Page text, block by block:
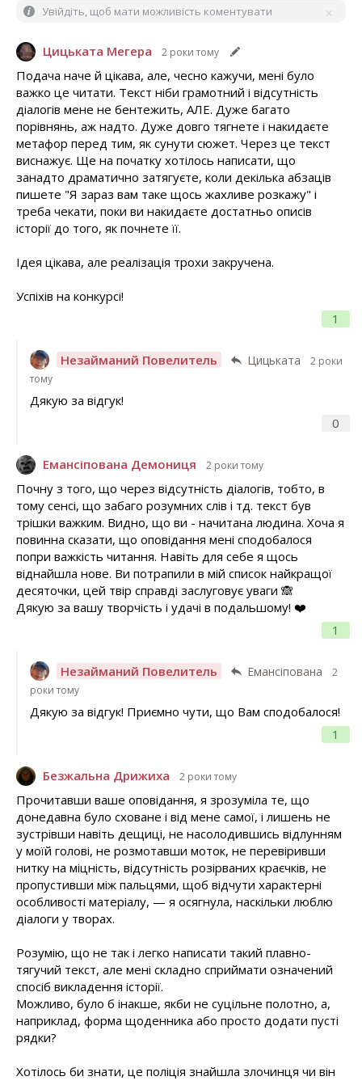
Увійдіть, щоб мати можливість коментувати
Цицьката Мегера 2 роки тому
1
Подача наче й цікава, але, чесно кажучи, мені було
важко це читати. Текст ніби грамотний і відсутність
діалогів мене не бентежить, АЛЕ. Дуже багато
порівнянь, аж надто. Дуже довго тягнете і накидаєте
метафор перед тим, як сунути сюжет. Через це текст
виснажує. Ще на початку хотілось написати, що
занадто драматично затягуєте, коли декілька абзаців
пишете "Я зараз вам таке щось жахливе розкажу" і
треба чекати, поки ви накидаєте достатньо описів
історії до того, як почнете її.
Ідея цікава, але реалізація трохи закручена.
Успіхів на конкурсі!
Незайманий Повелитель Цицьката
2 роки
тому
0
Дякую за відгук!
Емансіпована Демониця 2 роки тому
1
Почну з того, що через відсутність діалогів, тобто, в
тому сенсі, що забаго розумних слів і тд. текст був
трішки важким. Видно, що ви - начитана людина. Хоча я
повинна сказати, що оповідання мені сподобалося
попри важкість читання. Навіть для себе я щось
віднайшла нове. Ви потрапили в мій список найкращої
десяточки, цей твір справді заслуговує уваги 🙈
Дякую за вашу творчість і удачі в подальшому! ❤️
Незайманий Повелитель Емансіпована
2
роки тому
1
Дякую за відгук! Приємно чути, що Вам сподобалося!
Безжальна Дрижиха 2 роки тому
Прочитавши ваше оповідання, я зрозуміла те, що
донедавна було сховане і від мене самої, і лишень не
зустрівши навіть дещиці, не насолодившись відлунням
у моїй голові, не розмотавши моток, не перевіривши
нитку на міцність, відсутність розірваних краєчків, не
пропустивши між пальцями, щоб відчути характерні
особливості матеріалу, — я осягнула, наскільки люблю
діалоги у творах.
Розумію, що не так і легко написати такий плавно-
тягучий текст, але мені складно сприймати означений
спосіб викладення історії.
Можливо, було б інакше, якби не суцільне полотно, а,
наприклад, форма щоденника або просто додати пусті
рядки?
Хотілось би знати, це поліція знайшла злочинця чи він